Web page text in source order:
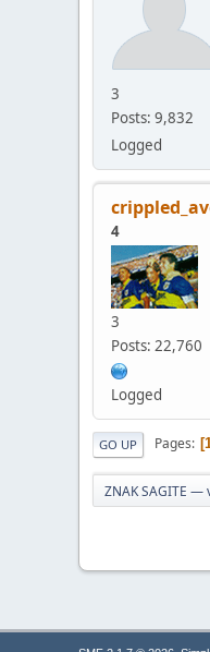
3
Posts: 9,832
Logged
4
3
Posts: 22,760
Logged
GO UP Pages
ZNAK SAGITE